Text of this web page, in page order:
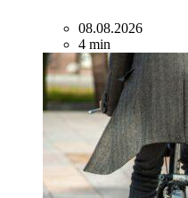
08.08.2026
4 min